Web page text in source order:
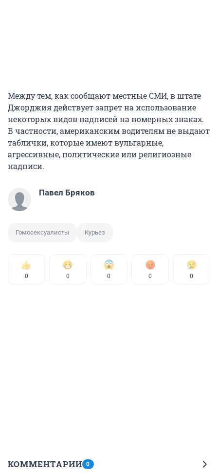
Между тем, как сообщают местные СМИ, в штате
Джорджия действует запрет на использование
некоторых видов надписей на номерных знаках.
В частности, американским водителям не выдают
таблички, которые имеют вульгарные,
агрессивные, политические или религиозные
надписи.
Павел Бряков
Гомосексуалисты Курьез
0 0 0 0 0
КОММЕНТАРИИ 0